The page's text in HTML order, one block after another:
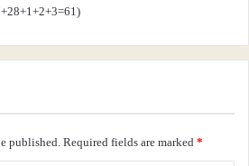
published. Required fields are marked *